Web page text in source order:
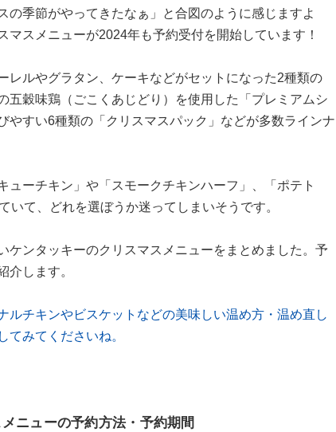
の季節がやってきたなぁ」と合図のように感じますよ
マスメニューが2024年も予約受付を開始しています！
レルやグラタン、ケーキなどがセットになった2種類の
五穀味鶏（ごこくあじどり）を使用した「プレミアムシ
やすい6種類の「クリスマスパック」などが多数ラインナ
ューチキン」や「スモークチキンハーフ」、「ポテト
いて、どれを選ぼうか迷ってしまいそうです。
ケンタッキーのクリスマスメニューをまとめました。予
介します。
ルチキンやビスケットなどの美味しい温め方・温め直し
てみてくださいね。
ニューの予約方法・予約期間